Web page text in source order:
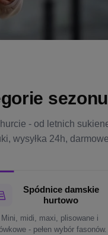
- od letnich
wysyłka 24h,
Spódnice damskie
hurtowo
Mini, midi, maxi, plisowane i
- pełen wybór fasonów.